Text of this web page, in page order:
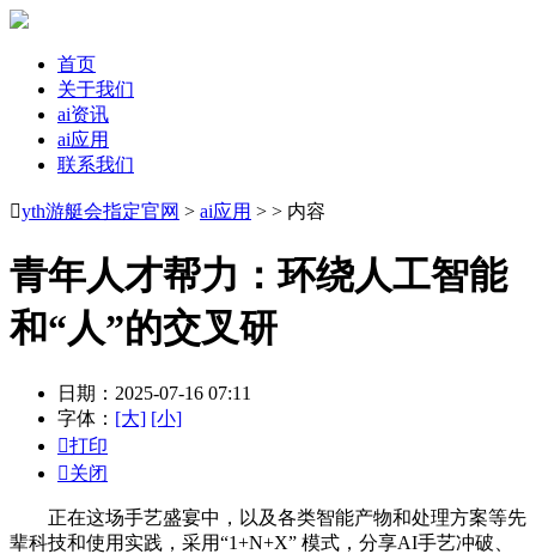
首页
关于我们
ai资讯
ai应用
联系我们
yth游艇会指定官网 > ai应用 > > 内容
青年人才帮力：环绕人工智能
和“人”的交叉研
日期：2025-07-16 07:11
字体： [大] [小]
打印
关闭
正在这场手艺盛宴中，以及各类智能产物和处理方案等先
辈科技和使用实践，采用“1+N+X” 模式，分享AI手艺冲破、